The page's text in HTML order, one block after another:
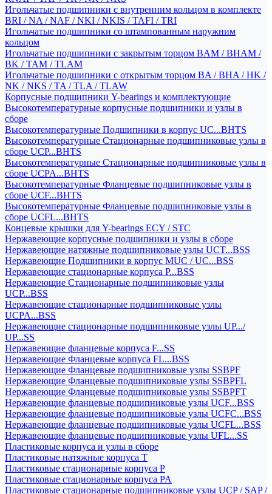
Игольчатые подшипники с внутренним кольцом в комплекте
BRI / NA / NAF / NKI / NKIS / TAFI / TRI
Игольчатые подшипники со штампованным наружним
кольцом
Игольчатые подшипники с закрытым торцом BAM / BHAM /
BK / TAM / TLAM
Игольчатые подшипники с открытым торцом BA / BHA / HK /
NK / NKS / TA / TLA / TLAW
Корпусные подшипники Y-bearings и комплектующие
Высокотемпературные корпусные подшипники и узлы в
сборе
Высокотемпературные Подшипники в корпус UC...BHTS
Высокотемпературные Стационарные подшипниковые узлы в
сборе UCP...BHTS
Высокотемпературные Стационарные подшипниковые узлы в
сборе UCPA...BHTS
Высокотемпературные Фланцевые подшипниковые узлы в
сборе UCF...BHTS
Высокотемпературные Фланцевые подшипниковые узлы в
сборе UCFL...BHTS
Концевые крышки для Y-bearings ECY / STC
Нержавеющие корпусные подшипники и узлы в сборе
Нержавеющие натяжные подшипниковые узлы UCT...BSS
Нержавеющие Подшипники в корпус MUC / UC...BSS
Нержавеющие стационарные корпуса P...BSS
Нержавеющие Стационарные подшипниковые узлы
UCP...BSS
Нержавеющие стационарные подшипниковые узлы
UCPA...BSS
Нержавеющие стационарные подшипниковые узлы UP.../
UP...SS
Нержавеющие фланцевые корпуса F...SS
Нержавеющие Фланцевые корпуса FL...BSS
Нержавеющие Фланцевые подшипниковые узлы SSBPF
Нержавеющие Фланцевые подшипниковые узлы SSBPFL
Нержавеющие Фланцевые подшипниковые узлы SSBPFT
Нержавеющие фланцевые подшипниковые узлы UCF...BSS
Нержавеющие фланцевые подшипниковые узлы UCFC...BSS
Нержавеющие фланцевые подшипниковые узлы UCFL...BSS
Нержавеющие фланцевые подшипниковые узлы UFL...SS
Пластиковые корпуса и узлы в сборе
Пластиковые натяжные корпуса T
Пластиковые стационарные корпуса P
Пластиковые стационарные корпуса PA
Пластиковые стационарные подшипниковые узлы UCP / SAP /